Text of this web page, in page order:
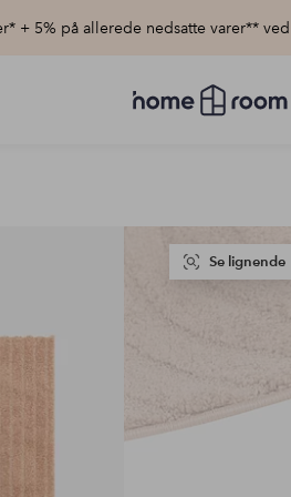
+ 5% på allerede nedsatte varer**
Homeroom
–
pris
Se lignende